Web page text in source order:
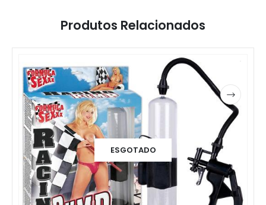
Produtos Relacionados
ESGOTADO